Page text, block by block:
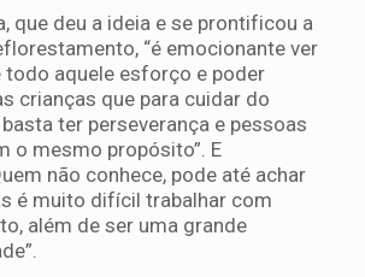
que deu a ideia e se prontificou a
“é emocionante ver
todo aquele esforço e poder
crianças que para cuidar do
ter perseverança e pessoas
o mesmo propósito”. E
não conhece, pode até achar
é muito difícil trabalhar com
além de ser uma grande